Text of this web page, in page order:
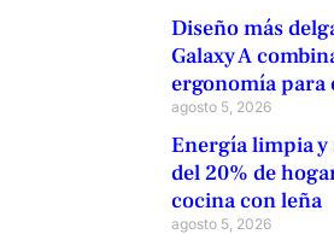
Diseño más
Galaxy A
ergonomía para
agosto 5, 2026
Energía limpia
del 20% de
cocina con leña
agosto 5, 2026